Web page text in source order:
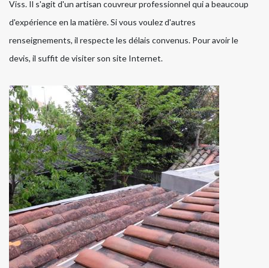
Viss. Il s'agit d'un artisan couvreur professionnel qui a beaucoup
d'expérience en la matière. Si vous voulez d'autres
renseignements, il respecte les délais convenus. Pour avoir le
devis, il suffit de visiter son site Internet.